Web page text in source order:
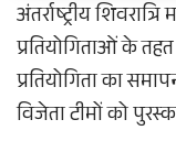
अंतर्राष्ट्रीय
प्रतियोगिताओं के तहत
प्रतियोगिता का
विजेता टीमों को